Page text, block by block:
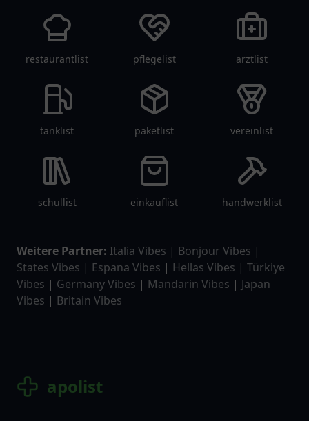
restaurantlist pflegelist arztlist
tanklist paketlist vereinlist
schullist einkauflist handwerklist
Weitere Partner: Italia Vibes | Bonjour Vibes |
States Vibes | Espana Vibes | Hellas Vibes | Türkiye
Vibes | Germany Vibes | Mandarin Vibes | Japan
Vibes | Britain Vibes
apolist